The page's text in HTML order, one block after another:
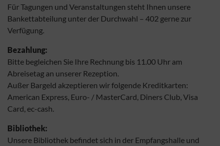
Für Tagungen und Veranstaltungen steht Ihnen unsere
Bankettabteilung unter der Durchwahl – 402 gerne zur
Verfügung.
Bezahlung:
Bitte begleichen Sie Ihre Rechnung bis 11.00 Uhr am
Abreisetag an unserer Rezeption.
Außer Bargeld akzeptieren wir folgende Kreditkarten:
American Express, Euro- / MasterCard, Diners Club, Visa
Card, ec-cash.
Bibliothek:
Unsere Bibliothek befindet sich in der Empfangshalle und